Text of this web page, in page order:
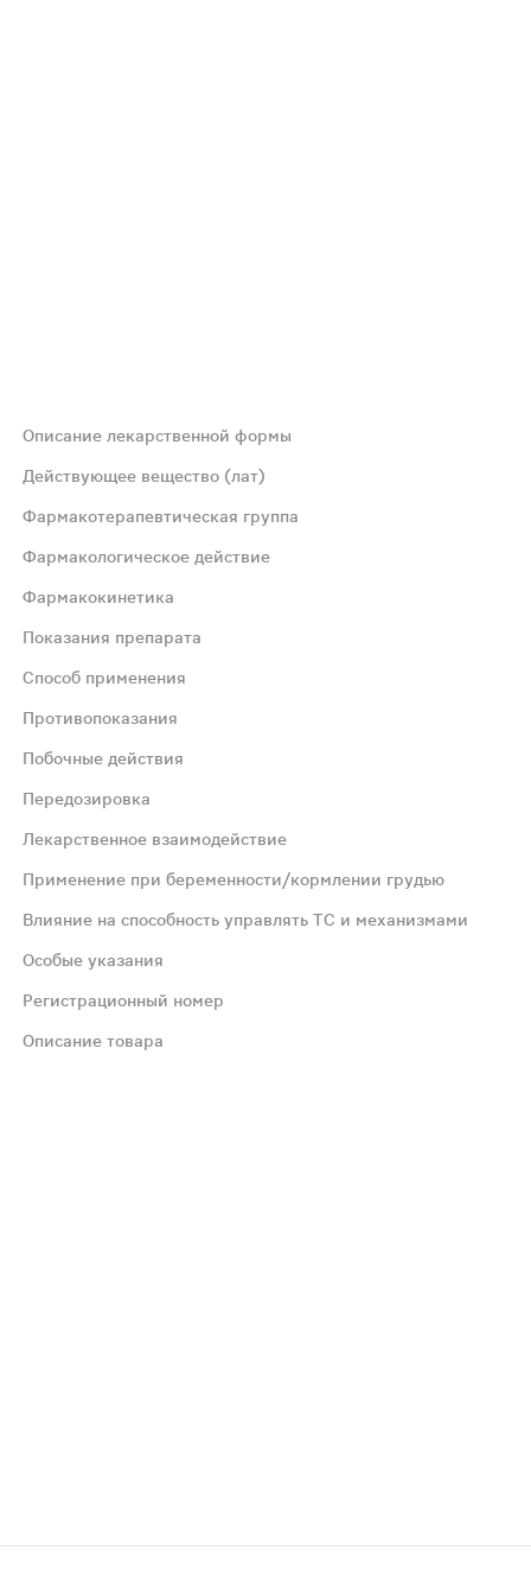
в дыхательных путях, снижает вязкость
пневмония, хроническая обструктивная
5 мл 2-3 раза в сутки; детям от 2 до 6 лет: по
с частотой их развития следующим
Описание лекарственной формы
Действующее вещество (лат)
Фармакотерапевтическая группа
Фармакологическое действие
Фармакокинетика
Показания препарата
Способ применения
Противопоказания
Побочные действия
Передозировка
Лекарственное взаимодействие
Применение при беременности/кормлении грудью
Влияние на способность управлять ТС и механизмами
Особые указания
Регистрационный номер
Описание товара